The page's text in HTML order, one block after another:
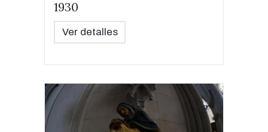
1930
Ver detalles